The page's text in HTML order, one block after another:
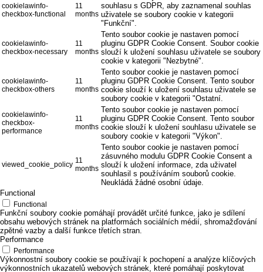
cookielawinfo-
checkbox-functional
11
months
souhlasu s GDPR, aby zaznamenal souhlas
uživatele se soubory cookie v kategorii
"Funkční".
cookielawinfo-
checkbox-necessary
11
months
Tento soubor cookie je nastaven pomocí
pluginu GDPR Cookie Consent. Soubor cookie
slouží k uložení souhlasu uživatele se soubory
cookie v kategorii "Nezbytné".
cookielawinfo-
checkbox-others
11
months
Tento soubor cookie je nastaven pomocí
pluginu GDPR Cookie Consent. Tento soubor
cookie slouží k uložení souhlasu uživatele se
soubory cookie v kategorii "Ostatní.
cookielawinfo-
checkbox-
performance
11
months
Tento soubor cookie je nastaven pomocí
pluginu GDPR Cookie Consent. Tento soubor
cookie slouží k uložení souhlasu uživatele se
soubory cookie v kategorii "Výkon".
viewed_cookie_policy 11
months
Tento soubor cookie je nastaven pomocí
zásuvného modulu GDPR Cookie Consent a
slouží k uložení informace, zda uživatel
souhlasil s používáním souborů cookie.
Neukládá žádné osobní údaje.
Functional
Functional
Funkční soubory cookie pomáhají provádět určité funkce, jako je sdílení
obsahu webových stránek na platformách sociálních médií, shromažďování
zpětné vazby a další funkce třetích stran.
Performance
Performance
Výkonnostní soubory cookie se používají k pochopení a analýze klíčových
výkonnostních ukazatelů webových stránek, které pomáhají poskytovat